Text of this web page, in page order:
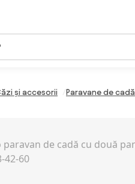
și accesorii Paravane de cadă